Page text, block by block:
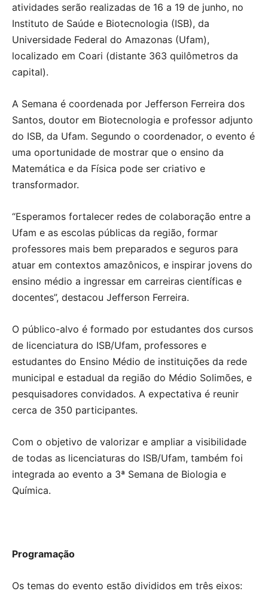
atividades serão realizadas de 16 a 19 de junho, no
Instituto de Saúde e Biotecnologia (ISB), da
Universidade Federal do Amazonas (Ufam),
localizado em Coari (distante 363 quilômetros da
capital).
A Semana é coordenada por Jefferson Ferreira dos
Santos, doutor em Biotecnologia e professor adjunto
do ISB, da Ufam. Segundo o coordenador, o evento é
uma oportunidade de mostrar que o ensino da
Matemática e da Física pode ser criativo e
transformador.
“Esperamos fortalecer redes de colaboração entre a
Ufam e as escolas públicas da região, formar
professores mais bem preparados e seguros para
atuar em contextos amazônicos, e inspirar jovens do
ensino médio a ingressar em carreiras científicas e
docentes”, destacou Jefferson Ferreira.
O público-alvo é formado por estudantes dos cursos
de licenciatura do ISB/Ufam, professores e
estudantes do Ensino Médio de instituições da rede
municipal e estadual da região do Médio Solimões, e
pesquisadores convidados. A expectativa é reunir
cerca de 350 participantes.
Com o objetivo de valorizar e ampliar a visibilidade
de todas as licenciaturas do ISB/Ufam, também foi
integrada ao evento a 3ª Semana de Biologia e
Química.
Programação
Os temas do evento estão divididos em três eixos: